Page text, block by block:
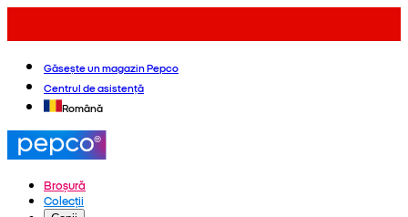
Găsește un magazin Pepco
Centrul de asistență
Română
Broșură
Colecții